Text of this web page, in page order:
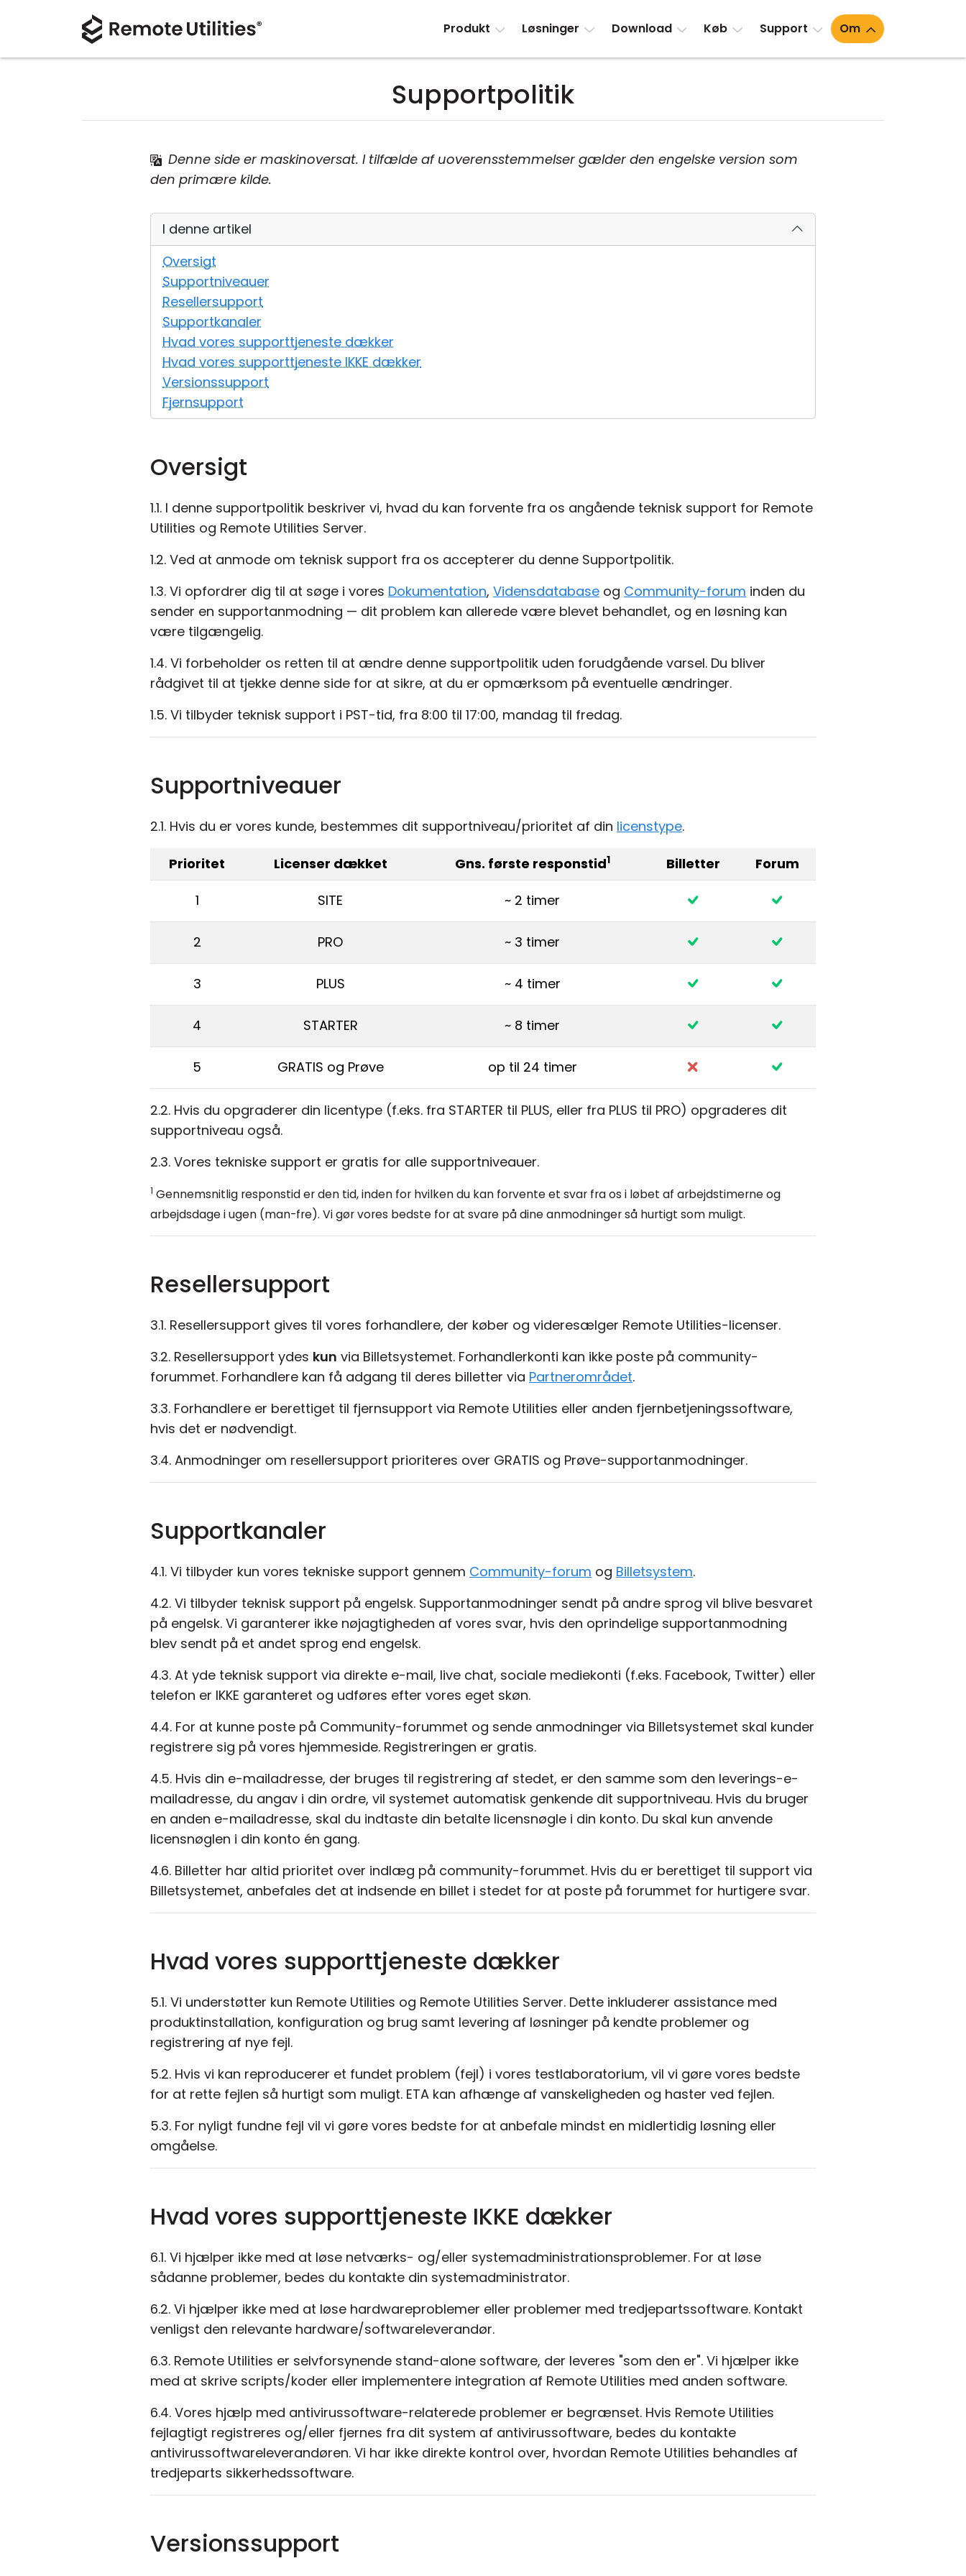
Produkt Løsninger Download Køb Support Om
Supportpolitik
Denne side er maskinoversat. I tilfælde af uoverensstemmelser gælder den engelske version som
den primære kilde.
I denne artikel
Oversigt
Supportniveauer
Resellersupport
Supportkanaler
Hvad vores supporttjeneste dækker
Hvad vores supporttjeneste IKKE dækker
Versionssupport
Fjernsupport
Oversigt
1.1. I denne supportpolitik beskriver vi, hvad du kan forvente fra os angående teknisk support for Remote
Utilities og Remote Utilities Server.
1.2. Ved at anmode om teknisk support fra os accepterer du denne Supportpolitik.
1.3. Vi opfordrer dig til at søge i vores Dokumentation, Vidensdatabase og Community-forum inden du
sender en supportanmodning — dit problem kan allerede være blevet behandlet, og en løsning kan
være tilgængelig.
1.4. Vi forbeholder os retten til at ændre denne supportpolitik uden forudgående varsel. Du bliver
rådgivet til at tjekke denne side for at sikre, at du er opmærksom på eventuelle ændringer.
1.5. Vi tilbyder teknisk support i PST-tid, fra 8:00 til 17:00, mandag til fredag.
Supportniveauer
2.1. Hvis du er vores kunde, bestemmes dit supportniveau/prioritet af din licenstype.
Prioritet Licenser dækket Gns. første responstid1 Billetter Forum
1 SITE ~ 2 timer
2 PRO ~ 3 timer
3 PLUS ~ 4 timer
4 STARTER ~ 8 timer
5 GRATIS og Prøve op til 24 timer
2.2. Hvis du opgraderer din licentype (f.eks. fra STARTER til PLUS, eller fra PLUS til PRO) opgraderes dit
supportniveau også.
2.3. Vores tekniske support er gratis for alle supportniveauer.
1 Gennemsnitlig responstid er den tid, inden for hvilken du kan forvente et svar fra os i løbet af arbejdstimerne og
arbejdsdage i ugen (man-fre). Vi gør vores bedste for at svare på dine anmodninger så hurtigt som muligt.
Resellersupport
3.1. Resellersupport gives til vores forhandlere, der køber og videresælger Remote Utilities-licenser.
3.2. Resellersupport ydes kun via Billetsystemet. Forhandlerkonti kan ikke poste på community-
forummet. Forhandlere kan få adgang til deres billetter via Partnerområdet.
3.3. Forhandlere er berettiget til fjernsupport via Remote Utilities eller anden fjernbetjeningssoftware,
hvis det er nødvendigt.
3.4. Anmodninger om resellersupport prioriteres over GRATIS og Prøve-supportanmodninger.
Supportkanaler
4.1. Vi tilbyder kun vores tekniske support gennem Community-forum og Billetsystem.
4.2. Vi tilbyder teknisk support på engelsk. Supportanmodninger sendt på andre sprog vil blive besvaret
på engelsk. Vi garanterer ikke nøjagtigheden af vores svar, hvis den oprindelige supportanmodning
blev sendt på et andet sprog end engelsk.
4.3. At yde teknisk support via direkte e-mail, live chat, sociale mediekonti (f.eks. Facebook, Twitter) eller
telefon er IKKE garanteret og udføres efter vores eget skøn.
4.4. For at kunne poste på Community-forummet og sende anmodninger via Billetsystemet skal kunder
registrere sig på vores hjemmeside. Registreringen er gratis.
4.5. Hvis din e-mailadresse, der bruges til registrering af stedet, er den samme som den leverings-e-
mailadresse, du angav i din ordre, vil systemet automatisk genkende dit supportniveau. Hvis du bruger
en anden e-mailadresse, skal du indtaste din betalte licensnøgle i din konto. Du skal kun anvende
licensnøglen i din konto én gang.
4.6. Billetter har altid prioritet over indlæg på community-forummet. Hvis du er berettiget til support via
Billetsystemet, anbefales det at indsende en billet i stedet for at poste på forummet for hurtigere svar.
Hvad vores supporttjeneste dækker
5.1. Vi understøtter kun Remote Utilities og Remote Utilities Server. Dette inkluderer assistance med
produktinstallation, konfiguration og brug samt levering af løsninger på kendte problemer og
registrering af nye fejl.
5.2. Hvis vi kan reproducerer et fundet problem (fejl) i vores testlaboratorium, vil vi gøre vores bedste
for at rette fejlen så hurtigt som muligt. ETA kan afhænge af vanskeligheden og haster ved fejlen.
5.3. For nyligt fundne fejl vil vi gøre vores bedste for at anbefale mindst en midlertidig løsning eller
omgåelse.
Hvad vores supporttjeneste IKKE dækker
6.1. Vi hjælper ikke med at løse netværks- og/eller systemadministrationsproblemer. For at løse
sådanne problemer, bedes du kontakte din systemadministrator.
6.2. Vi hjælper ikke med at løse hardwareproblemer eller problemer med tredjepartssoftware. Kontakt
venligst den relevante hardware/softwareleverandør.
6.3. Remote Utilities er selvforsynende stand-alone software, der leveres "som den er". Vi hjælper ikke
med at skrive scripts/koder eller implementere integration af Remote Utilities med anden software.
6.4. Vores hjælp med antivirussoftware-relaterede problemer er begrænset. Hvis Remote Utilities
fejlagtigt registreres og/eller fjernes fra dit system af antivirussoftware, bedes du kontakte
antivirussoftwareleverandøren. Vi har ikke direkte kontrol over, hvordan Remote Utilities behandles af
tredjeparts sikkerhedssoftware.
Versionssupport